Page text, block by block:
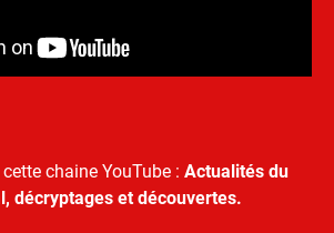
chaine YouTube : Actualités du
décryptages et découvertes.